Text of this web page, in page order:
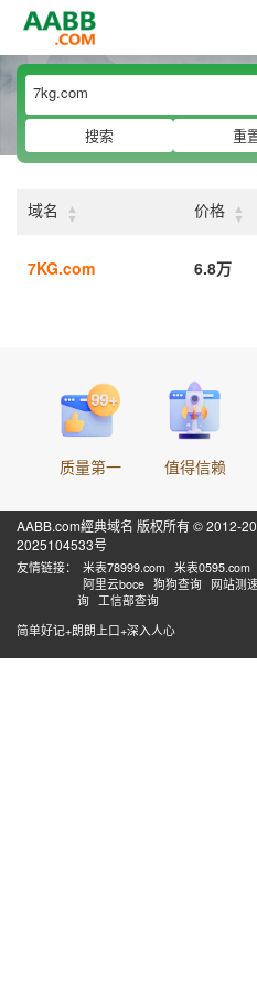
搜索
重
域名 ▲
▼ 价格 ▲
▼
7KG.com 6.8万
质量第一 值得信赖
AABB.com經典域名 版权所有 © 2012-
2025104533号
友情链接： 米表78999.com 米表0595.com
阿里云boce 狗狗查询 网站测
询 工信部查询
简单好记+朗朗上口+深入人心